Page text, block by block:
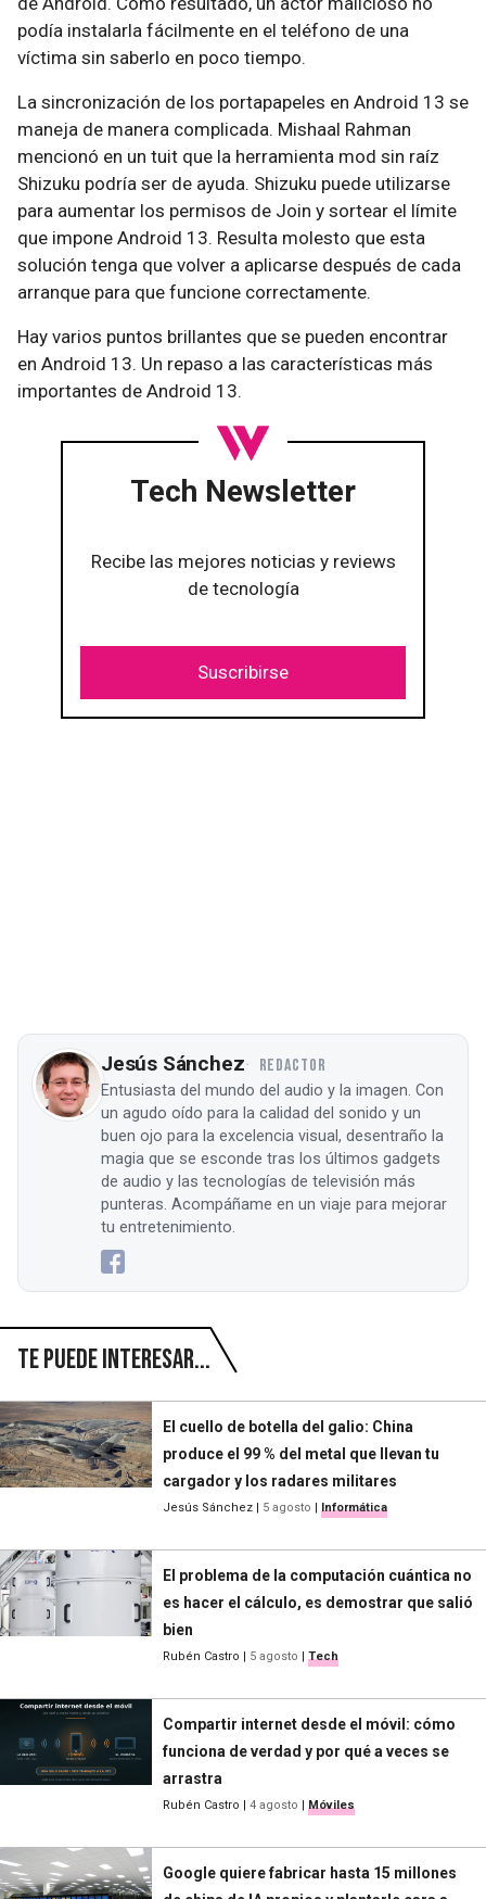
podía instalarla fácilmente en el teléfono de una
víctima sin saberlo en poco tiempo.
La sincronización de los portapapeles en Android 13 se
maneja de manera complicada. Mishaal Rahman
mencionó en un tuit que la herramienta mod sin raíz
Shizuku podría ser de ayuda. Shizuku puede utilizarse
para aumentar los permisos de Join y sortear el límite
que impone Android 13. Resulta molesto que esta
solución tenga que volver a aplicarse después de cada
arranque para que funcione correctamente.
Hay varios puntos brillantes que se pueden encontrar
en Android 13. Un repaso a las características más
importantes de Android 13.
Tech Newsletter
Recibe las mejores noticias y reviews
de tecnología
Suscribirse
Jesús Sánchez REDACTOR
Entusiasta del mundo del audio y la imagen. Con
un agudo oído para la calidad del sonido y un
buen ojo para la excelencia visual, desentraño la
magia que se esconde tras los últimos gadgets
de audio y las tecnologías de televisión más
punteras. Acompáñame en un viaje para mejorar
tu entretenimiento.
Te puede interesar...
El cuello de botella del galio: China
produce el 99 % del metal que llevan tu
cargador y los radares militares
Jesús Sánchez 5 agosto Informática
El problema de la computación cuántica no
es hacer el cálculo, es demostrar que salió
bien
Rubén Castro 5 agosto Tech
Compartir internet desde el móvil: cómo
funciona de verdad y por qué a veces se
arrastra
Rubén Castro 4 agosto Móviles
Google quiere fabricar hasta 15 millones